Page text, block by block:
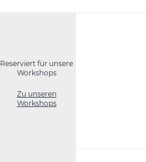
Reserviert für unsere
Workshops
Zu unseren
Workshops